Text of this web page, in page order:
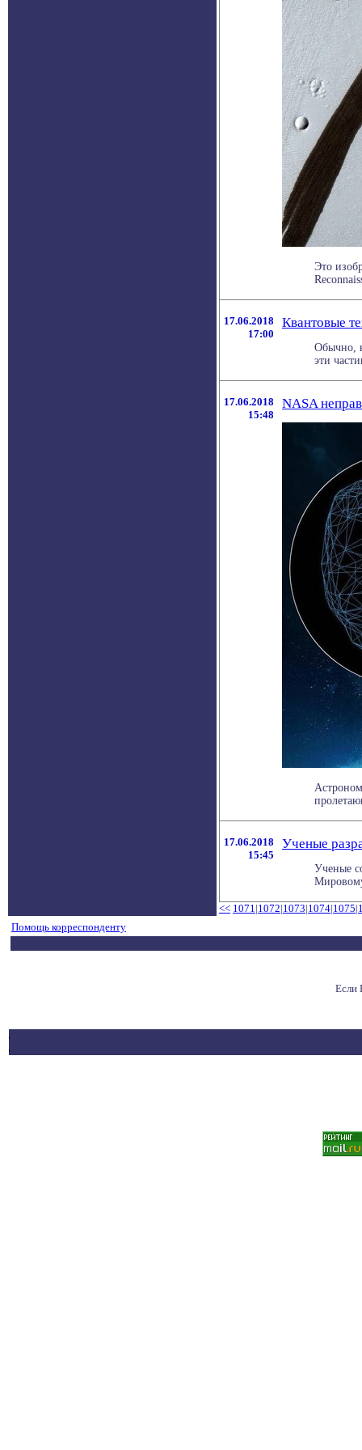
Это
17.06.2018
17:00
Квантовые
Обычно,
эти
17.06.2018
15:48
NASA
17.06.2018
15:45
Ученые
Ученые
<< 1071|1072|1073|1074|1075|
Помощь корреспонденту
Если